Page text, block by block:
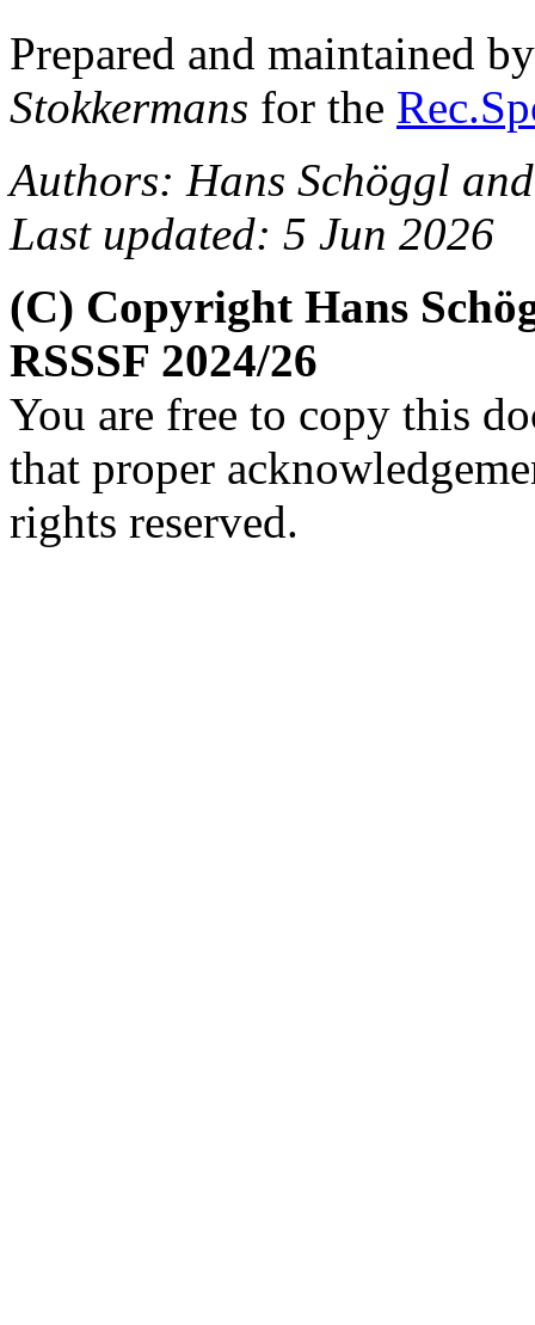
Prepared and maintained
Stokkermans for the
Authors: Hans Schöggl
Last updated: 5 Jun 2026
(C) Copyright Hans
RSSSF 2024/26
You are free to copy this
that proper
rights reserved.